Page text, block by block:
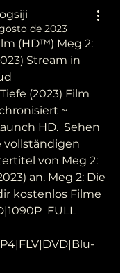
de 2023
(HD™) Meg 2:
Stream in
(2023) Film
~
HD.  Sehen
vollständigen
von Meg 2:
an. Meg 2: Die
kostenlos Filme
FULL